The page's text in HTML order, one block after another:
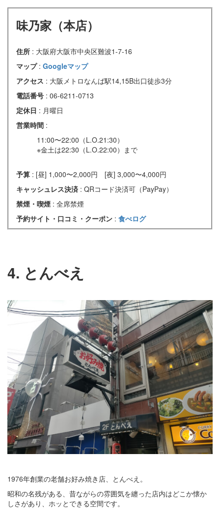
味乃家（本店）
住所 : 大阪府大阪市中央区難波1-7-16
マップ : Googleマップ
アクセス : 大阪メトロなんば駅14,15B出口徒歩3分
電話番号 : 06-6211-0713
定休日 : 月曜日
営業時間 :
11:00〜22:00（L.O.21:30）
※金土は22:30（L.O.22:00）まで
予算 : [昼] 1,000〜2,000円 [夜] 3,000〜4,000円
キャッシュレス決済 : QRコード決済可（PayPay）
禁煙・喫煙 : 全席禁煙
予約サイト・口コミ・クーポン : 食べログ
4. とんべえ
1976年創業の老舗お好み焼き店、とんべえ。
昭和の名残がある、昔ながらの雰囲気を纏った店内はどこか懐か
しさがあり、ホッとできる空間です。